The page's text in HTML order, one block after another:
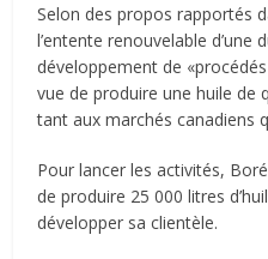
Selon des propos rapportés
l’entente renouvelable d’une
développement de
vue de produire une huile de
tant aux marchés canadiens
Pour lancer les activités,
de produire 25 000 litres
développer sa clientèle.